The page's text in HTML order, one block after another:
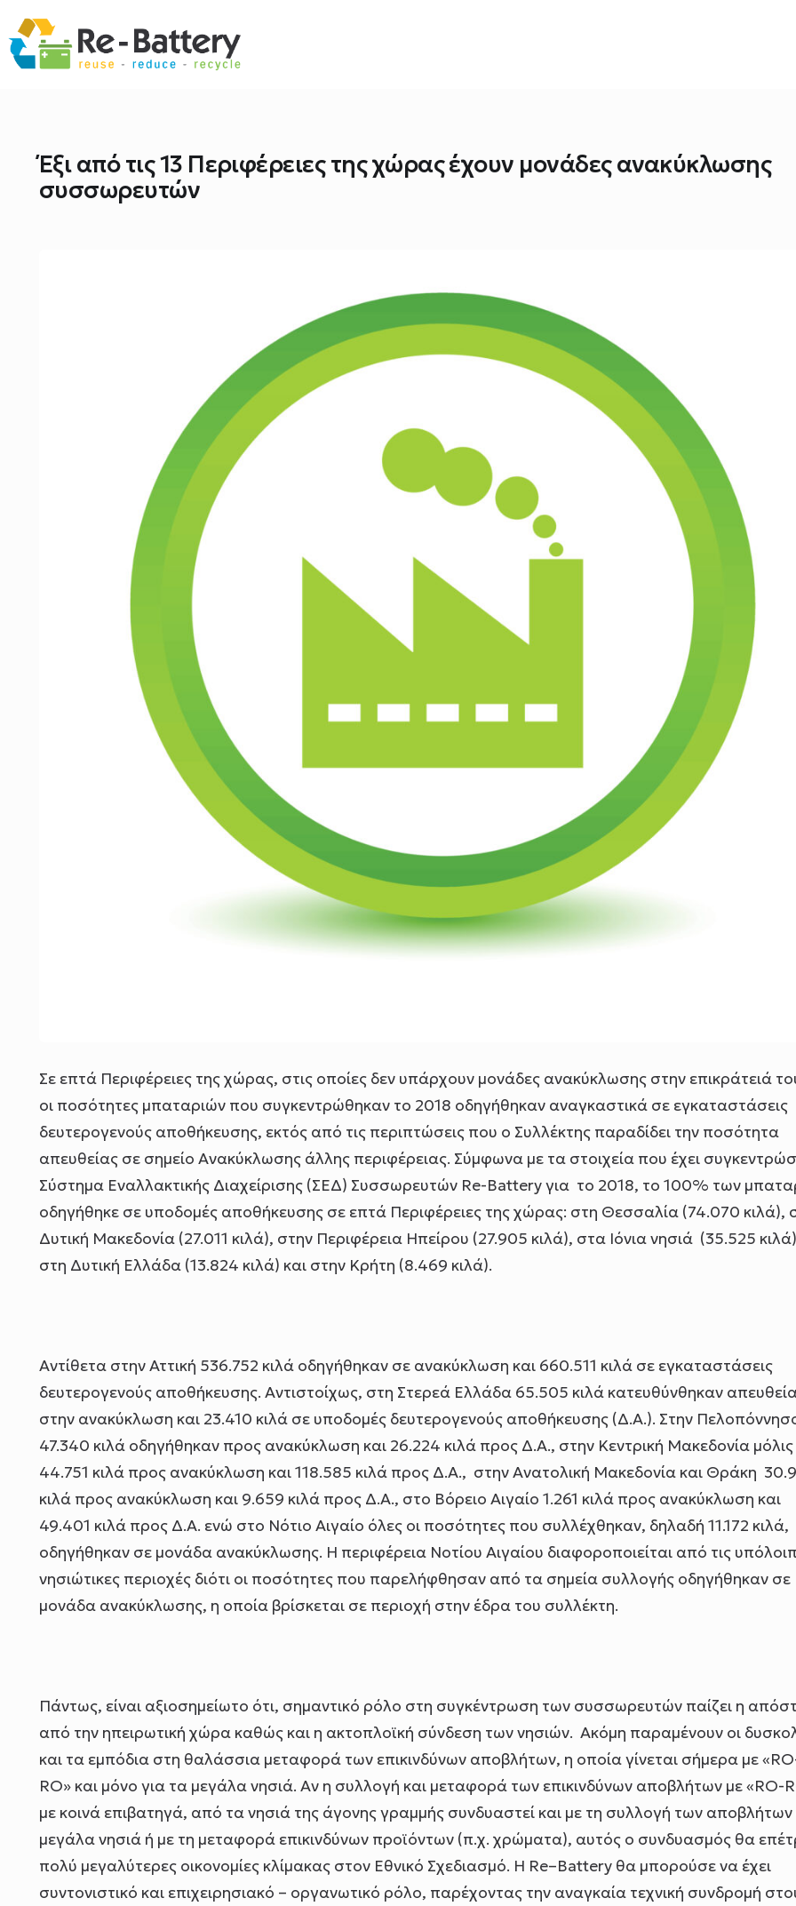
Έξι από τις 13 Περιφέρειες της χώρας έχουν μονάδες ανακύκλωσης
συσσωρευτών
Σε επτά Περιφέρειες της χώρας, στις οποίες δεν υπάρχουν μονάδες ανακύκλωσης στην επικράτειά
οι ποσότητες μπαταριών που συγκεντρώθηκαν το 2018 οδηγήθηκαν αναγκαστικά σε εγκαταστάσεις
δευτερογενούς αποθήκευσης, εκτός από τις περιπτώσεις που ο Συλλέκτης παραδίδει την ποσότητα
απευθείας σε σημείο Ανακύκλωσης άλλης περιφέρειας. Σύμφωνα με τα στοιχεία που έχει
Σύστημα Εναλλακτικής Διαχείρισης (ΣΕΔ) Συσσωρευτών Re-Battery για το 2018, το 100% των
οδηγήθηκε σε υποδομές αποθήκευσης σε επτά Περιφέρειες της χώρας: στη Θεσσαλία (74.070 κιλά),
Δυτική Μακεδονία (27.011 κιλά), στην Περιφέρεια Ηπείρου (27.905 κιλά), στα Ιόνια νησιά (35.525
στη Δυτική Ελλάδα (13.824 κιλά) και στην Κρήτη (8.469 κιλά).
Αντίθετα στην Αττική 536.752 κιλά οδηγήθηκαν σε ανακύκλωση και 660.511 κιλά σε εγκαταστάσεις
δευτερογενούς αποθήκευσης. Αντιστοίχως, στη Στερεά Ελλάδα 65.505 κιλά κατευθύνθηκαν
στην ανακύκλωση και 23.410 κιλά σε υποδομές δευτερογενούς αποθήκευσης (Δ.Α.). Στην
47.340 κιλά οδηγήθηκαν προς ανακύκλωση και 26.224 κιλά προς Δ.Α., στην Κεντρική Μακεδονία μόλις
44.751 κιλά προς ανακύκλωση και 118.585 κιλά προς Δ.Α., στην Ανατολική Μακεδονία και Θράκη
κιλά προς ανακύκλωση και 9.659 κιλά προς Δ.Α., στο Βόρειο Αιγαίο 1.261 κιλά προς ανακύκλωση και
49.401 κιλά προς Δ.Α. ενώ στο Νότιο Αιγαίο όλες οι ποσότητες που συλλέχθηκαν, δηλαδή 11.172 κιλά,
οδηγήθηκαν σε μονάδα ανακύκλωσης. Η περιφέρεια Νοτίου Αιγαίου διαφοροποιείται από τις
νησιώτικες περιοχές διότι οι ποσότητες που παρελήφθησαν από τα σημεία συλλογής οδηγήθηκαν σε
μονάδα ανακύκλωσης, η οποία βρίσκεται σε περιοχή στην έδρα του συλλέκτη.
Πάντως, είναι αξιοσημείωτο ότι, σημαντικό ρόλο στη συγκέντρωση των συσσωρευτών παίζει η
από την ηπειρωτική χώρα καθώς και η ακτοπλοϊκή σύνδεση των νησιών. Ακόμη παραμένουν οι
και τα εμπόδια στη θαλάσσια μεταφορά των επικινδύνων αποβλήτων, η οποία γίνεται σήμερα με
RO» και μόνο για τα μεγάλα νησιά. Αν η συλλογή και μεταφορά των επικινδύνων αποβλήτων με «RO-
με κοινά επιβατηγά, από τα νησιά της άγονης γραμμής συνδυαστεί και με τη συλλογή των
μεγάλα νησιά ή με τη μεταφορά επικινδύνων προϊόντων (π.χ. χρώματα), αυτός ο συνδυασμός θα
πολύ μεγαλύτερες οικονομίες κλίμακας στον Εθνικό Σχεδιασμό. Η Re–Battery θα μπορούσε να έχει
συντονιστικό και επιχειρησιακό – οργανωτικό ρόλο, παρέχοντας την αναγκαία τεχνική συνδρομή